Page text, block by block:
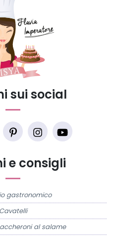
e consigli
gastronomico
Cavatelli
al salame
sui social